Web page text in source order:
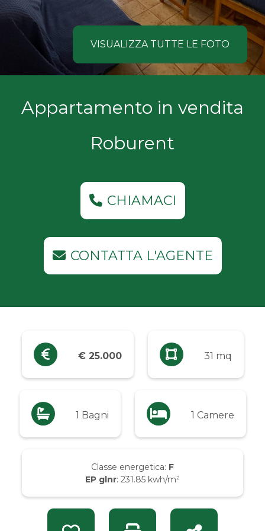
VISUALIZZA TUTTE LE FOTO
Appartamento in vendita
Roburent
CHIAMACI
CONTATTA L'AGENTE
€ 25.000 31 mq
1 Bagni 1 Camere
Classe energetica: F
EP glnr: 231.85 kwh/m²
COSA
CERCANO
NOSTRI
Comune
Tipologia
-
Industriali
Prezzo
Qualsiasi
Fino a € 5.000
Da € 10.000 a € 20.000
Da € 20.000 a € 50.000